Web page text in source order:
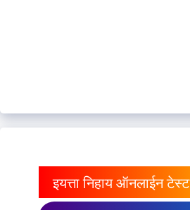
इयत्ता निहाय ऑनलाईन टेस्ट